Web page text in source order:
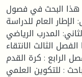
هذا البحث في فصول .
الإطار العام للدراسة
المدرب الرياضي
الفصل الثالث الانتقاء
الرابع : كرة القدم
: للتكوين العلمي